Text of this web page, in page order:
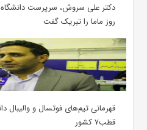
دکتر علی سروش، سرپرست دانشگاه
روز ماما را تبریک گفت
قهرمانی تیم‌های فوتسال و والیبال
قطب۷ کشور